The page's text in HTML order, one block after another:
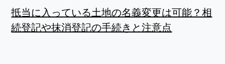
抵当に入っている土地の名義変更は可能？相
続登記や抹消登記の手続きと注意点